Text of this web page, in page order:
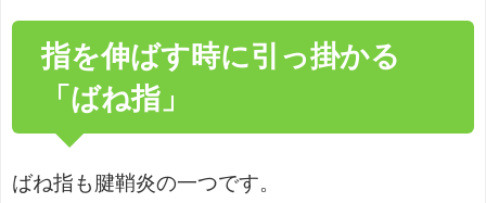
指を伸ばす時に引っ掛かる
「ばね指」
ばね指も腱鞘炎の一つです。